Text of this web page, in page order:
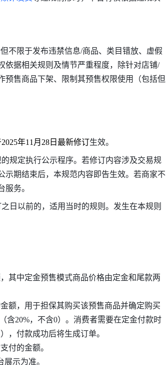
不限于发布违禁信息/商品、类目错放、虚假
依据相关规则及情节严重程度，除针对店铺/
预售商品下架、限制其预售权限使用（包括但
年11月28日最新修订生效。
规定执行公示程序。若修订内容涉及交易规
示期结束后，本规范内容即告生效。若商家不
服务。
日以前的，适用当时的规则。发生在本规则
其中定金预售模式商品价格由定金和尾款两
额，用于担保其购买该预售商品并确定购买
含20%，不含0）。消费者需要在定金付款时
，付款成功后将生成订单。
付的金额。
展示为准。